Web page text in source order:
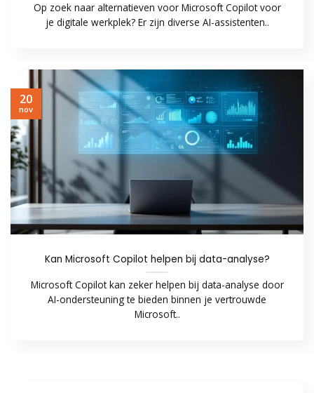
Op zoek naar alternatieven voor Microsoft Copilot voor
je digitale werkplek? Er zijn diverse AI-assistenten..
Kan Microsoft Copilot helpen bij data-analyse?
Microsoft Copilot kan zeker helpen bij data-analyse door
AI-ondersteuning te bieden binnen je vertrouwde
Microsoft..
20
nov